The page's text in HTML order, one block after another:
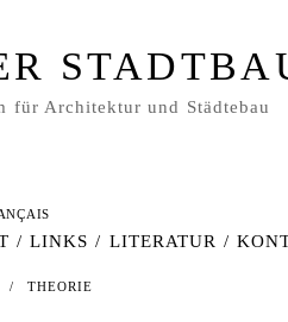
für Architektur und Städtebau
/ LINKS / LITERATUR /
/ THEORIE